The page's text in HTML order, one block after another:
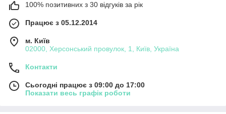
100% позитивних з 30 відгуків за рік
Працює з 05.12.2014
м. Київ
02000, Херсонський провулок, 1, Київ, Україна
Контакти
Сьогодні працює з 09:00 до 17:00
Показати весь графік роботи